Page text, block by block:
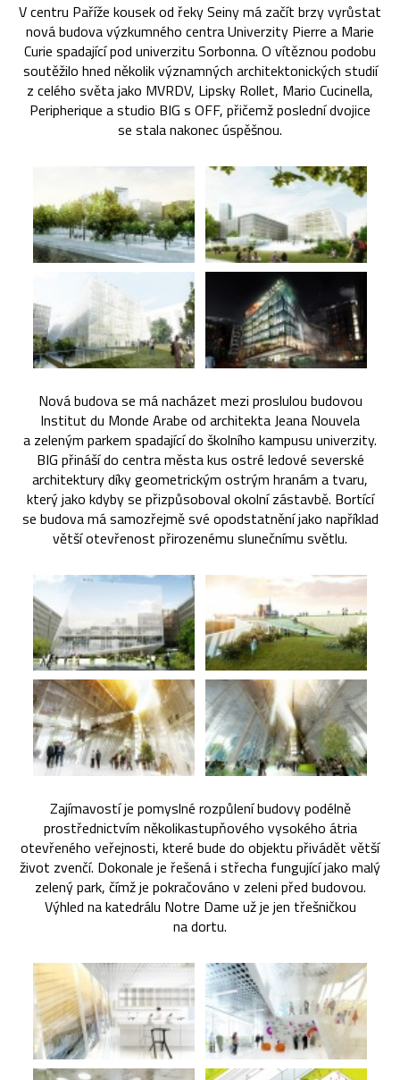
V centru Paříže kousek od řeky Seiny má začít brzy vyrůstat
nová budova výzkumného centra Univerzity Pierre a Marie
Curie spadající pod univerzitu Sorbonna. O vítěznou podobu
soutěžilo hned několik významných architektonických studií
z celého světa jako MVRDV, Lipsky Rollet, Mario Cucinella,
Peripherique a studio BIG s OFF, přičemž poslední dvojice
se stala nakonec úspěšnou.
Nová budova se má nacházet mezi proslulou budovou
Institut du Monde Arabe od architekta Jeana Nouvela
a zeleným parkem spadající do školního kampusu univerzity.
BIG přináší do centra města kus ostré ledové severské
architektury díky geometrickým ostrým hranám a tvaru,
který jako kdyby se přizpůsoboval okolní zástavbě. Bortící
se budova má samozřejmě své opodstatnění jako například
větší otevřenost přirozenému slunečnímu světlu.
Zajímavostí je pomyslné rozpůlení budovy podélně
prostřednictvím několikastupňového vysokého átria
otevřeného veřejnosti, které bude do objektu přivádět větší
život zvenčí. Dokonale je řešená i střecha fungující jako malý
zelený park, čímž je pokračováno v zeleni před budovou.
Výhled na katedrálu Notre Dame už je jen třešničkou
na dortu.